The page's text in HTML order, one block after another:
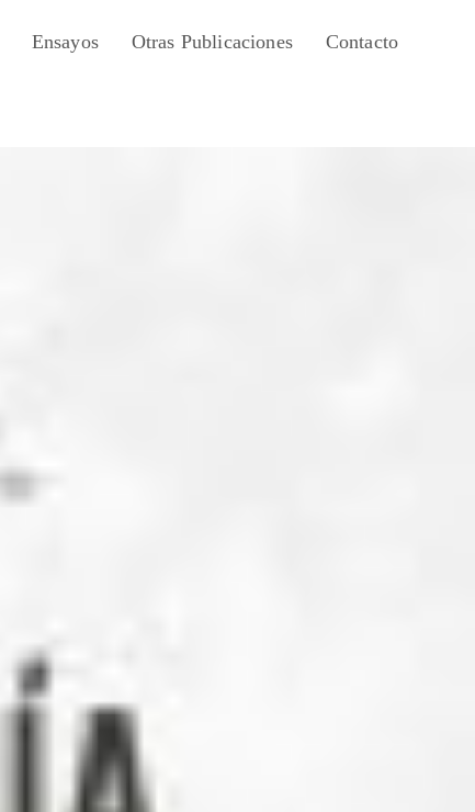
Ensayos Otras Publicaciones Contacto